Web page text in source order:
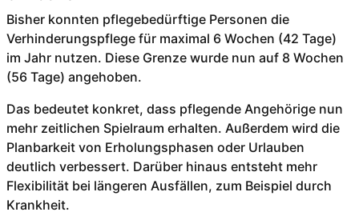
Bisher konnten pflegebedürftige Personen die
Verhinderungspflege für maximal 6 Wochen (42 Tage)
im Jahr nutzen. Diese Grenze wurde nun auf 8 Wochen
(56 Tage) angehoben.
Das bedeutet konkret, dass pflegende Angehörige nun
mehr zeitlichen Spielraum erhalten. Außerdem wird die
Planbarkeit von Erholungsphasen oder Urlauben
deutlich verbessert. Darüber hinaus entsteht mehr
Flexibilität bei längeren Ausfällen, zum Beispiel durch
Krankheit.